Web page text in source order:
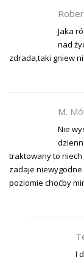
Jaka
nad
zdrada,taki gniew
M.
Nie
traktowany to niech
zadaje
poziomie choćby
I